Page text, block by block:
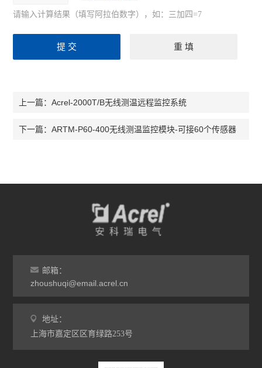
请输入计算结果（填写阿拉伯数字），如：三加四=7
上一篇：Acrel-2000T/B无线测温远程监控系统
下一篇：ARTM-P60-400无线测温监控模块-可接60个传感器
邮箱：
zhoushuqi@email.acrel.cn
地址：
上海市嘉定区区育绿路253号